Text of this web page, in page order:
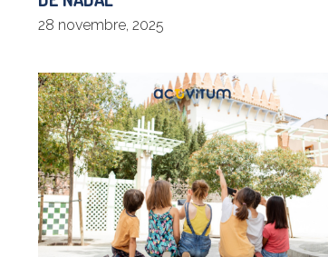
28 novembre, 2025